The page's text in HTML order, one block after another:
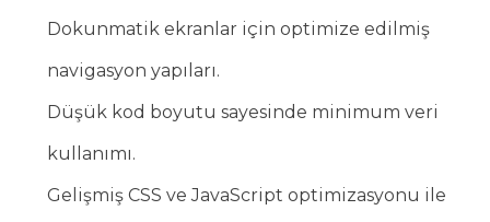
Dokunmatik ekranlar için optimize edilmiş
navigasyon yapıları.
Düşük kod boyutu sayesinde minimum veri
kullanımı.
Gelişmiş CSS ve JavaScript optimizasyonu ile